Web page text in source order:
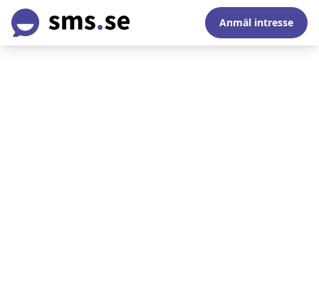
Anmäl intresse